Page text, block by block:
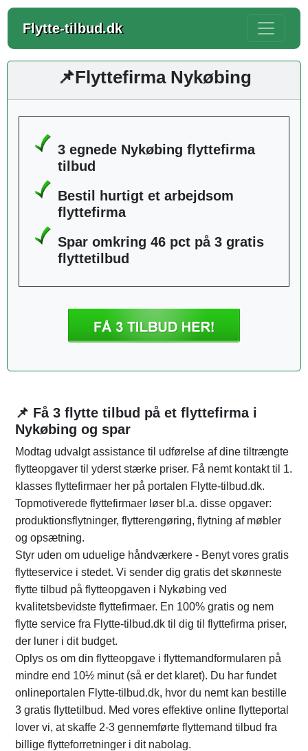
Flytte-tilbud.dk
📌Flyttefirma Nykøbing
3 egnede Nykøbing flyttefirma
tilbud
Bestil hurtigt et arbejdsom
flyttefirma
Spar omkring 46 pct på 3 gratis
flyttetilbud
📌 Få 3 flytte tilbud på et flyttefirma i
Nykøbing og spar
Modtag udvalgt assistance til udførelse af dine tiltrængte
flytteopgaver til yderst stærke priser. Få nemt kontakt til 1.
klasses flyttefirmaer her på portalen Flytte-tilbud.dk.
Topmotiverede flyttefirmaer løser bl.a. disse opgaver:
produktionsflytninger, flytterengøring, flytning af møbler
og opsætning.
Styr uden om uduelige håndværkere - Benyt vores gratis
flytteservice i stedet. Vi sender dig gratis det skønneste
flytte tilbud på flytteopgaven i Nykøbing ved
kvalitetsbevidste flyttefirmaer. En 100% gratis og nem
flytte service fra Flytte-tilbud.dk til dig til flyttefirma priser,
der luner i dit budget.
Oplys os om din flytteopgave i flyttemandformularen på
mindre end 10½ minut (så er det klaret). Du har fundet
onlineportalen Flytte-tilbud.dk, hvor du nemt kan bestille
3 gratis flyttetilbud. Med vores effektive online flytteportal
lover vi, at skaffe 2-3 gennemførte flyttemand tilbud fra
billige flytteforretninger i dit nabolag.